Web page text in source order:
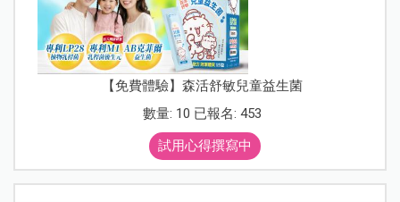
【免費體驗】森活舒敏兒童益生菌
數量: 10 已報名: 453
試用心得撰寫中